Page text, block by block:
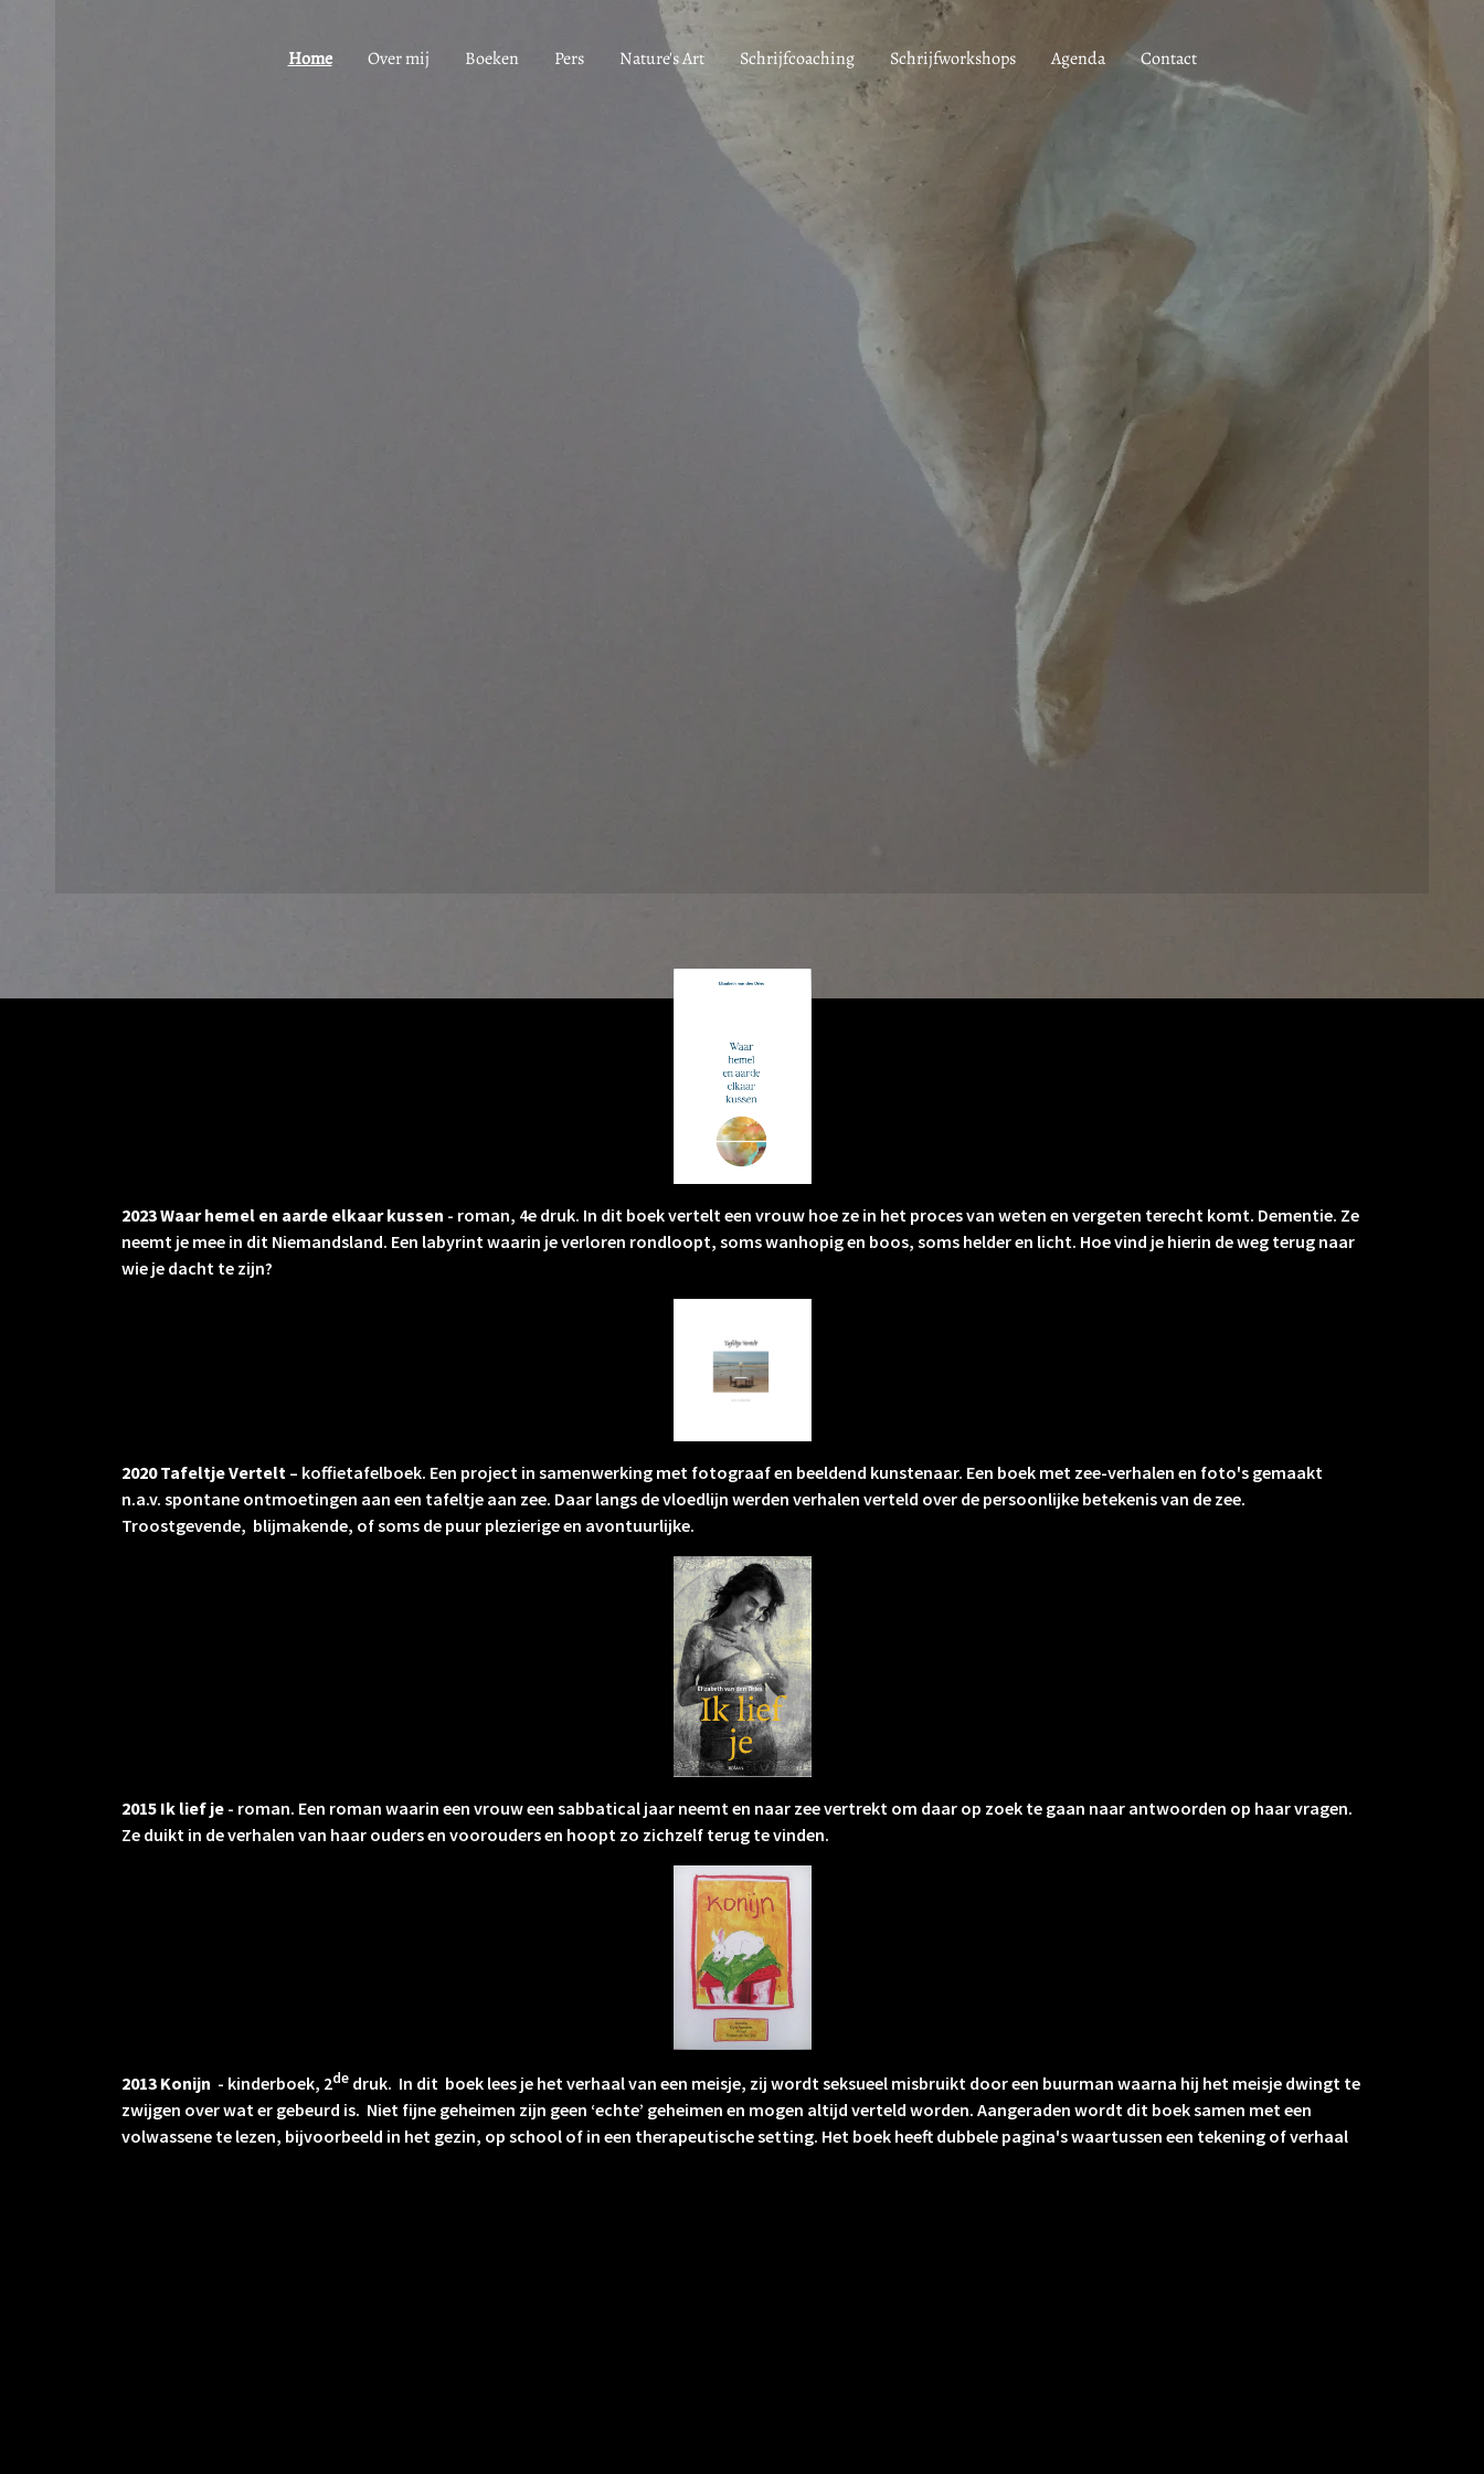
Home Over mij Boeken Pers Nature's Art Schrijfcoaching Schrijfworkshops Agenda Contact
2023 Waar hemel en aarde elkaar kussen - roman, 4e druk. In dit boek vertelt een vrouw hoe ze in het proces van weten en vergeten terecht komt. Dementie. Ze
neemt je mee in dit Niemandsland. Een labyrint waarin je verloren rondloopt, soms wanhopig en boos, soms helder en licht. Hoe vind je hierin de weg terug naar
wie je dacht te zijn?
2020 Tafeltje Vertelt – koffietafelboek. Een project in samenwerking met fotograaf en beeldend kunstenaar. Een boek met zee-verhalen en foto's gemaakt
n.a.v. spontane ontmoetingen aan een tafeltje aan zee. Daar langs de vloedlijn werden verhalen verteld over de persoonlijke betekenis van de zee.
Troostgevende, blijmakende, of soms de puur plezierige en avontuurlijke.
2015 Ik lief je - roman. Een roman waarin een vrouw een sabbatical jaar neemt en naar zee vertrekt om daar op zoek te gaan naar antwoorden op haar vragen.
Ze duikt in de verhalen van haar ouders en voorouders en hoopt zo zichzelf terug te vinden.
2013 Konijn - kinderboek, 2de druk. In dit boek lees je het verhaal van een meisje, zij wordt seksueel misbruikt door een buurman waarna hij het meisje dwingt te
zwijgen over wat er gebeurd is. Niet fijne geheimen zijn geen ‘echte’ geheimen en mogen altijd verteld worden. Aangeraden wordt dit boek samen met een
volwassene te lezen, bijvoorbeeld in het gezin, op school of in een therapeutische setting. Het boek heeft dubbele pagina's waartussen een tekening of verhaal